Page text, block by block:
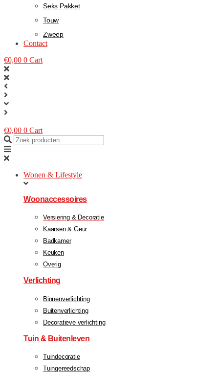
Seks Pakket
Touw
Zweep
Contact
€0,00 0 Cart
€0,00 0 Cart
Wonen & Lifestyle
Woonaccessoires
Versiering & Decoratie
Kaarsen & Geur
Badkamer
Keuken
Overig
Verlichting
Binnenverlichting
Buitenverlichting
Decoratieve verlichting
Tuin & Buitenleven
Tuindecoratie
Tuingereedschap